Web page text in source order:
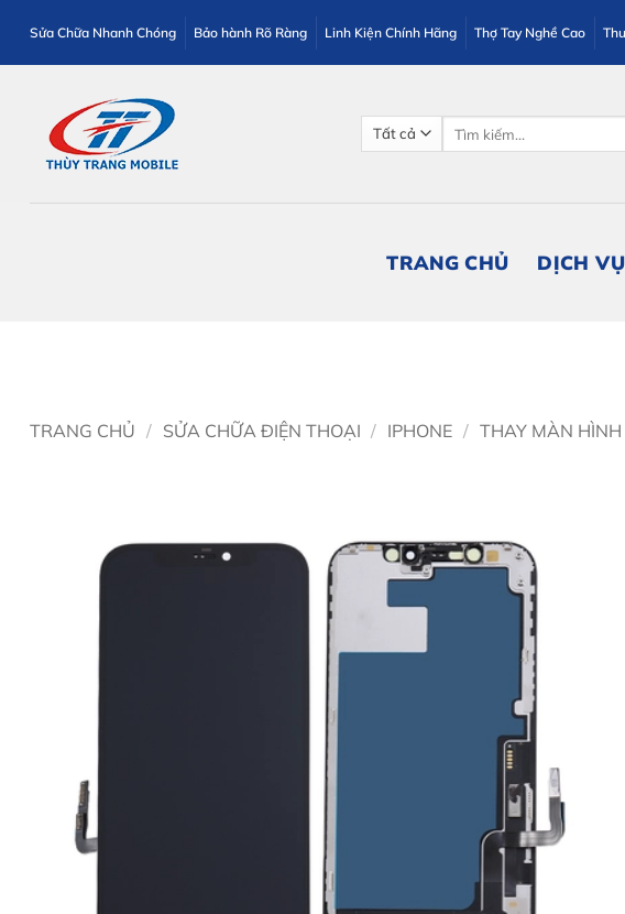
qua
nội
Sửa Chữa Nhanh Chóng Bảo hành Rõ Ràng Linh Kiện Chính Hãng Thợ Tay Nghề Cao
TRANG CHỦ DỊCH
TRANG CHỦ / SỬA CHỮA ĐIỆN THOẠI / IPHONE / THAY MÀN HÌNH